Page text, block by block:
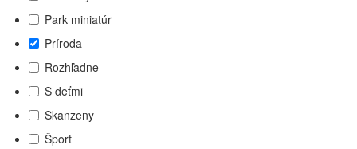
Park miniatúr
Príroda
Rozhľadne
S deťmi
Skanzeny
Šport